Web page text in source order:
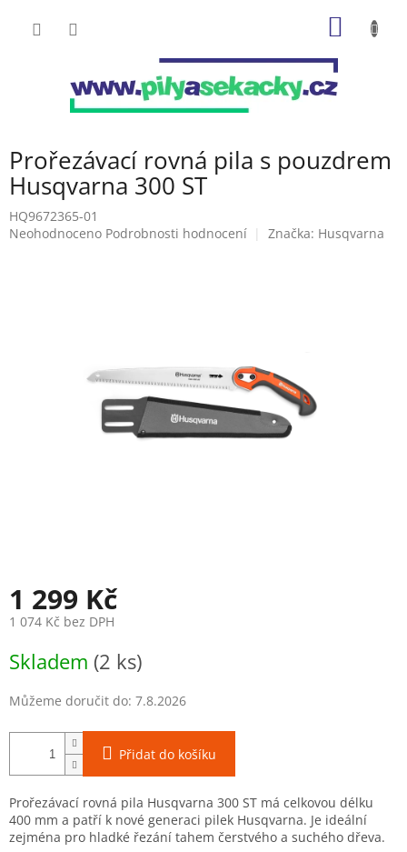
Prořezávací rovná pila s pouzdrem
Husqvarna 300 ST
HQ9672365-01
Průměrné
Neohodnoceno Podrobnosti hodnocení Značka: Husqvarna
1 299 Kč
1 074 Kč bez DPH
cena:
Skladem (2 ks)
Můžeme doručit do: 7.8.2026
Přidat do košíku
Prořezávací rovná pila Husqvarna 300 ST má celkovou délku
400 mm a patří k nové generaci pilek Husqvarna. Je ideální
zejména pro hladké řezání tahem čerstvého a suchého dřeva.